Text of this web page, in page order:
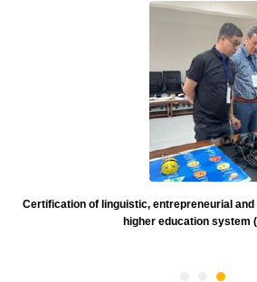
Certification of linguistic, entrepreneurial
higher education system